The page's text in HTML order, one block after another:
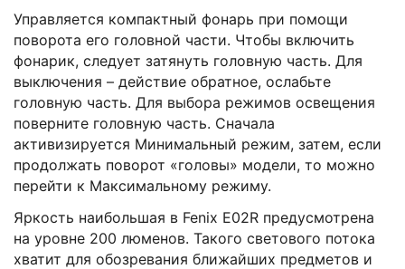
Управляется компактный фонарь при помощи
поворота его головной части. Чтобы включить
фонарик, следует затянуть головную часть. Для
выключения – действие обратное, ослабьте
головную часть. Для выбора режимов освещения
поверните головную часть. Сначала
активизируется Минимальный режим, затем, если
продолжать поворот «головы» модели, то можно
перейти к Максимальному режиму.
Яркость наибольшая в Fenix E02R предусмотрена
на уровне 200 люменов. Такого светового потока
хватит для обозревания ближайших предметов и